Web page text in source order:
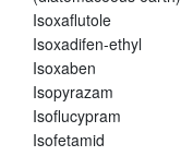
Isoxaflutole
Isoxadifen-ethyl
Isoxaben
Isopyrazam
Isoflucypram
Isofetamid